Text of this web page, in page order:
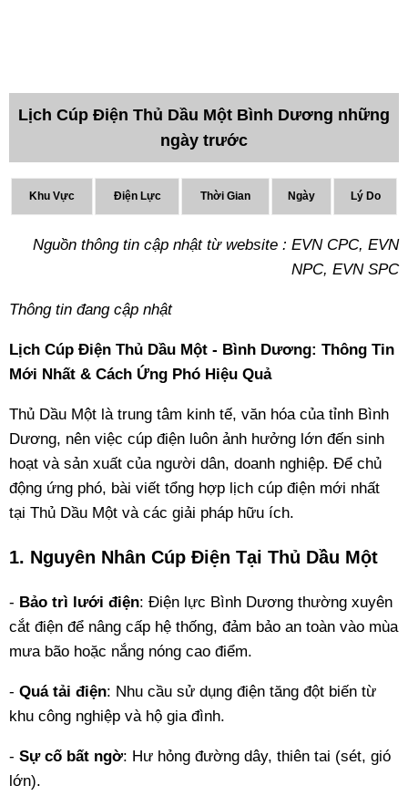
Lịch Cúp Điện Thủ Dầu Một Bình Dương những
ngày trước
Khu Vực Điện Lực Thời Gian Ngày Lý Do
Nguồn thông tin cập nhật từ website : EVN CPC, EVN
NPC, EVN SPC
Thông tin đang cập nhật
Lịch Cúp Điện Thủ Dầu Một - Bình Dương: Thông Tin
Mới Nhất & Cách Ứng Phó Hiệu Quả
Thủ Dầu Một là trung tâm kinh tế, văn hóa của tỉnh Bình
Dương, nên việc cúp điện luôn ảnh hưởng lớn đến sinh
hoạt và sản xuất của người dân, doanh nghiệp. Để chủ
động ứng phó, bài viết tổng hợp lịch cúp điện mới nhất
tại Thủ Dầu Một và các giải pháp hữu ích.
1. Nguyên Nhân Cúp Điện Tại Thủ Dầu Một
- Bảo trì lưới điện: Điện lực Bình Dương thường xuyên
cắt điện để nâng cấp hệ thống, đảm bảo an toàn vào mùa
mưa bão hoặc nắng nóng cao điểm.
- Quá tải điện: Nhu cầu sử dụng điện tăng đột biến từ
khu công nghiệp và hộ gia đình.
- Sự cố bất ngờ: Hư hỏng đường dây, thiên tai (sét, gió
lớn).